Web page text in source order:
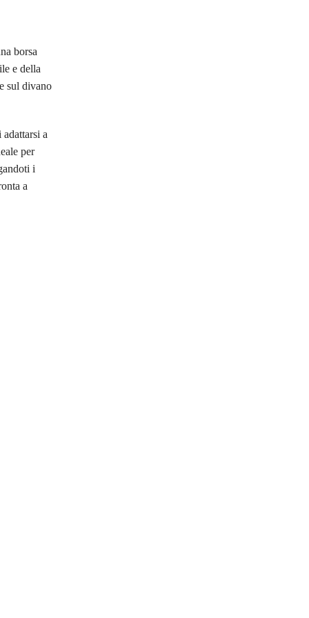
borsa
e della
sul divano
a
per
i
a